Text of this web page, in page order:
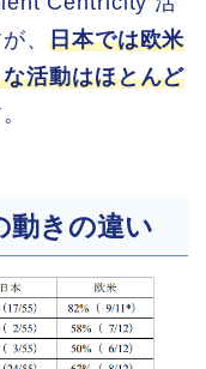
、日本では欧米
活動はほとんど
動きの違い